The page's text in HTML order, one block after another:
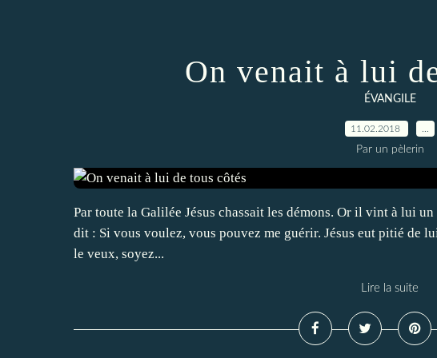
On venait à lui
ÉVANGILE
11.02.2018
Par un pèlerin
Par toute la Galilée Jésus chassait les démons. Or il vint à lui
dit : Si vous voulez, vous pouvez me guérir. Jésus eut pitié de
le veux, soyez...
Lire la suite